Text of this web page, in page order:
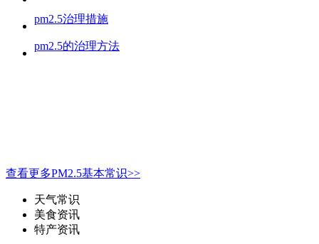
pm2.5治理措施
pm2.5的治理方法
查看更多PM2.5基本常识>>
天气常识
美食资讯
特产资讯